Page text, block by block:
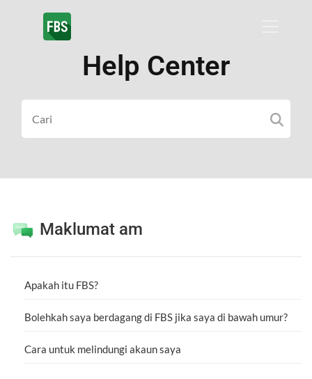
Help Center
Maklumat am
Apakah itu FBS?
Bolehkah saya berdagang di FBS jika saya di bawah umur?
Cara untuk melindungi akaun saya